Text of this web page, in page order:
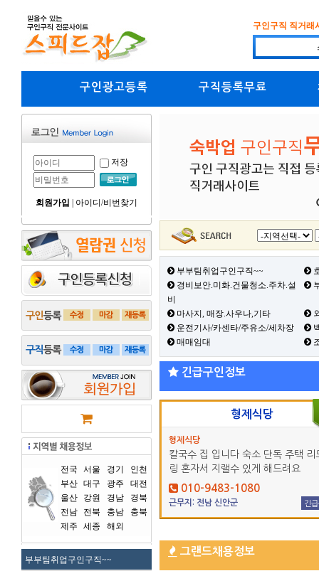
구인구직 직거래
구인광고등록 구직등록무료
저장
회원가입 아이디/비번찾기
전국 서울 경기
인천
부산 대구 광주
대전
울산
강원 경남
경북
전남
전북 충남
충북
제주
세종 해외
부부팀취업구인구직~~
부부팀취업구인구직~~
경비보안.미화.건물청소.주차.설
비
마사지, 매장.사우나,기타
운전기사/카센타/주유소/세차장
매매임대
긴급구인정보
형제식당
형제식당
칼국수 집 입니다 숙소 단독 주택 리
링 혼자서 지랠수 있게 해드려요
010-9483-1080
근무지: 전남 신안군 긴
그랜드채용정보